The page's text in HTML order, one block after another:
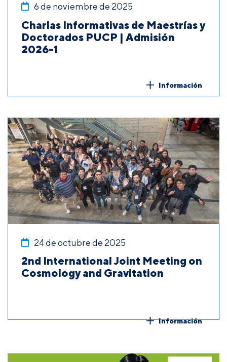
6 de noviembre de 2025
Charlas Informativas de Maestrías y
Doctorados PUCP | Admisión
2026-1
Información
24 de octubre de 2025
2nd International Joint Meeting on
Cosmology and Gravitation
Información